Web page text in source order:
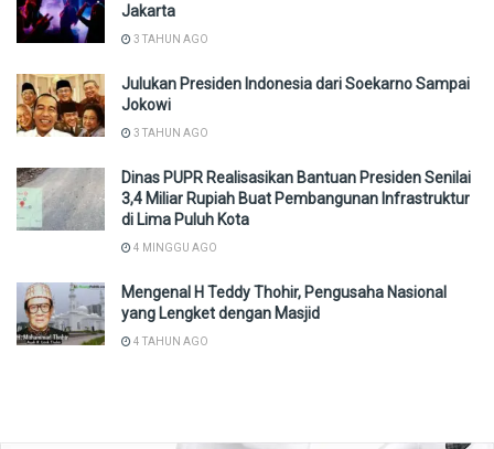
Jakarta
3 TAHUN AGO
Julukan Presiden Indonesia dari Soekarno Sampai
Jokowi
3 TAHUN AGO
Dinas PUPR Realisasikan Bantuan Presiden Senilai
3,4 Miliar Rupiah Buat Pembangunan Infrastruktur
di Lima Puluh Kota
4 MINGGU AGO
Mengenal H Teddy Thohir, Pengusaha Nasional
yang Lengket dengan Masjid
4 TAHUN AGO